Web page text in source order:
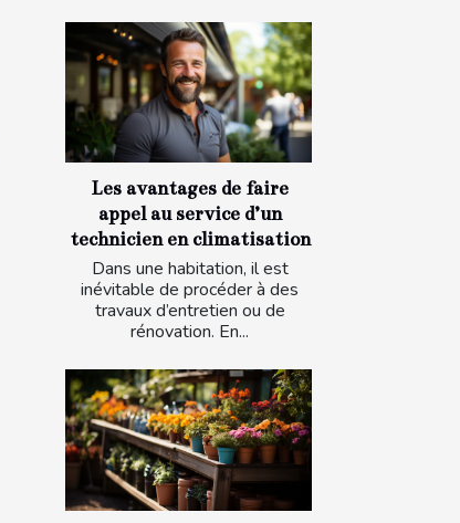
Les avantages de faire
appel au service d’un
technicien en climatisation
Dans une habitation, il est
inévitable de procéder à des
travaux d’entretien ou de
rénovation. En...